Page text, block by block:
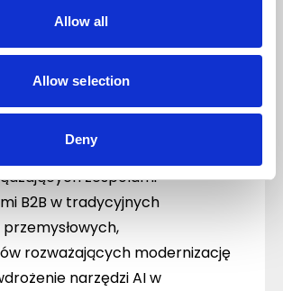
Allow all
Allow selection
Deny
kogo jest
adresowany przede wszystkim do:
produkcyjnych
zespołami
B2B w tradycyjnych
rozważających modernizację
narzędzi AI w